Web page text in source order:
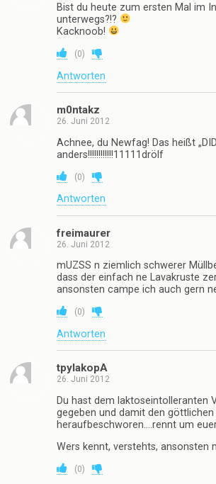
Bist du heute zum ersten Mal im
unterwegs?!?
Kacknoob!
(0)
Antworten
m0ntakz
26. Juni 2012
Achnee, du Newfag! Das heißt
anders!!!!!!!!!!!!11111drölf
(0)
Antworten
freimaurer
26. Juni 2012
mUZSS n ziemlich schwerer
dass der einfach ne Lavakruste
ansonsten campe ich auch gern
(0)
Antworten
tpylakopA
26. Juni 2012
Du hast dem laktoseintolleranten
gegeben und damit den göttlichen
heraufbeschworen….rennt um
Wers kennt, verstehts, ansonsten
(0)